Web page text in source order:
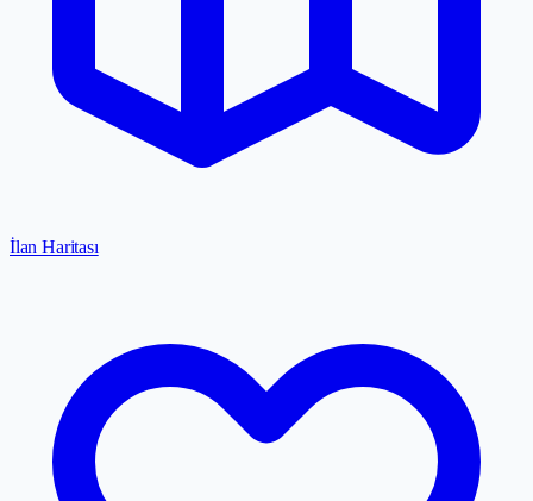
İlan Haritası